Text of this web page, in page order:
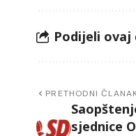
Podijeli ovaj
PRETHODNI
sjednice